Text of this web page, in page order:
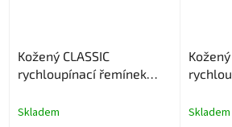
Kožený CLASSIC
rychloupínací řemínek
Skladem
Kožený
Skladem